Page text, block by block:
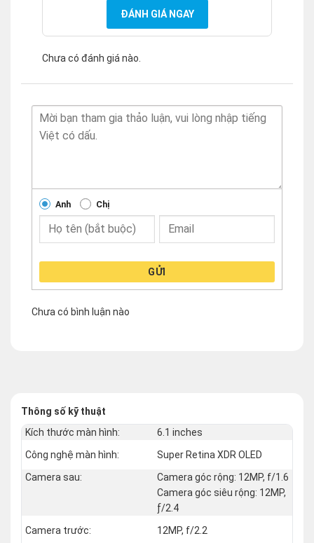
ĐÁNH GIÁ NGAY
Chưa có đánh giá nào.
Anh Chị
GỬI
Chưa có bình luận nào
Thông số kỹ thuật
Kích thước màn hình:
6.1 inches
Công nghệ màn hình:
Super Retina XDR OLED
Camera sau:
Camera góc rộng: 12MP, f/1.6
Camera góc siêu rộng: 12MP,
ƒ/2.4
Camera trước:
12MP, f/2.2